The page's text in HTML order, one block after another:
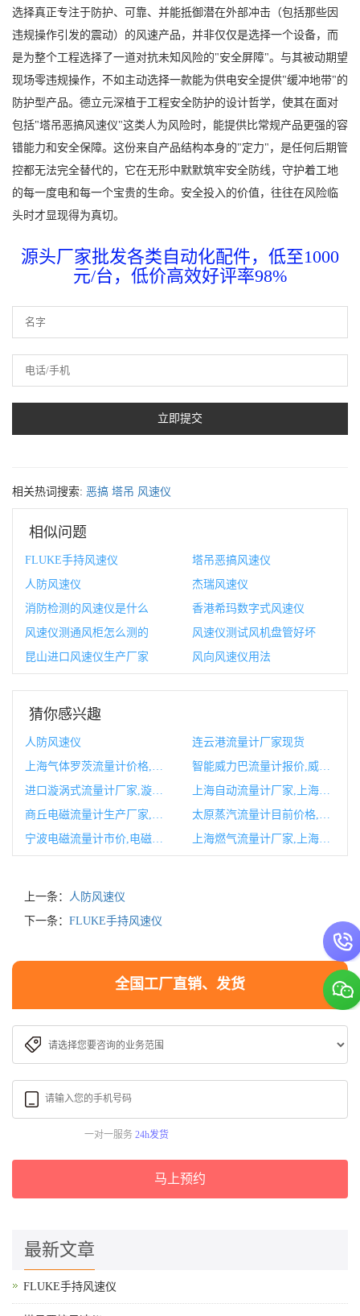
选择真正专注于防护、可靠、并能抵御潜在外部冲击（包括那些因
违规操作引发的震动）的风速产品，并非仅仅是选择一个设备，而
是为整个工程选择了一道对抗未知风险的"安全屏障"。与其被动期望
现场零违规操作，不如主动选择一款能为供电安全提供"缓冲地带"的
防护型产品。德立元深植于工程安全防护的设计哲学，使其在面对
包括"塔吊恶搞风速仪"这类人为风险时，能提供比常规产品更强的容
错能力和安全保障。这份来自产品结构本身的"定力"，是任何后期管
控都无法完全替代的，它在无形中默默筑牢安全防线，守护着工地
的每一度电和每一个宝贵的生命。安全投入的价值，往往在风险临
头时才显现得为真切。
源头厂家批发各类自动化配件，低至1000
元/台，低价高效好评率98%
相关热词搜索: 恶搞 塔吊 风速仪
相似问题
FLUKE手持风速仪
塔吊恶搞风速仪
人防风速仪
杰瑞风速仪
消防检测的风速仪是什么
香港希玛数字式风速仪
风速仪测通风柜怎么测的
风速仪测试风机盘管好坏
昆山进口风速仪生产厂家
风向风速仪用法
猜你感兴趣
人防风速仪
连云港流量计厂家现货
智能威力巴流量计报价,威力巴流量计说明书
上海自动流量计厂家,上海自动化仪表涡街流量计说明书
上海燃气流量计厂家,上海燃气流量计厂家排名
上一条：
人防风速仪
下一条： FLUKE手持风速仪
全国工厂直销、发货
一对一服务 24h发货
马上预约
最新文章
FLUKE手持风速仪